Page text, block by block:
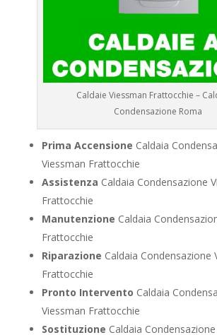
Caldaie Viessman Frattocchie –
Condensazione Roma
Prima Accensione Caldaia
Viessman Frattocchie
Assistenza Caldaia Condensazione
Frattocchie
Manutenzione Caldaia
Frattocchie
Riparazione Caldaia Condensazione
Frattocchie
Pronto Intervento Caldaia
Viessman Frattocchie
Sostituzione Caldaia